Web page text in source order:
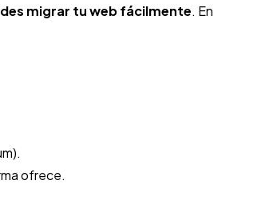
migrar tu web fácilmente. En
ofrece.